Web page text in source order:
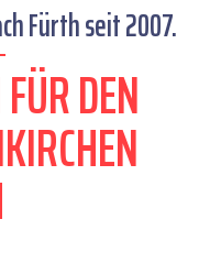
Fürth seit 2007.
DEN